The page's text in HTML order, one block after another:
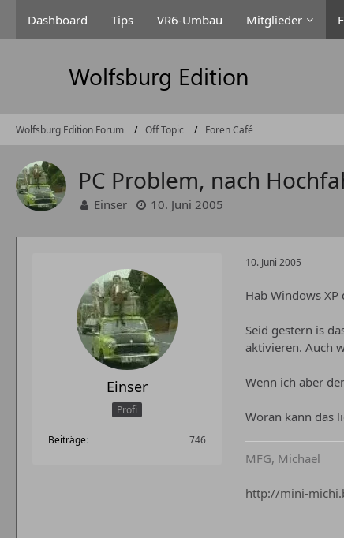
Dashboard Tips VR6-Umbau Mitglieder
Wolfsburg Edition Forum Off Topic Foren Café
PC Problem, nach
Einser 10. Juni 2005
Einser
Profi
Beiträge 746
10. Juni 2005
Hab Windows XP
Seid gestern is
aktivieren. Auch
Wenn ich aber
Woran kann das
MFG, Michael
http://mini-